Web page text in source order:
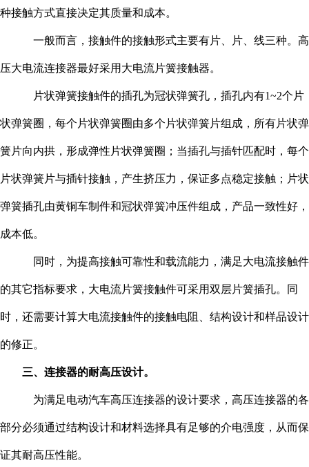
种接触方式直接决定其质量和成本。
一般而言，接触件的接触形式主要有片、片、线三种。高
压大电流连接器最好采用大电流片簧接触器。
片状弹簧接触件的插孔为冠状弹簧孔，插孔内有1~2个片
状弹簧圈，每个片状弹簧圈由多个片状弹簧片组成，所有片状弹
簧片向内拱，形成弹性片状弹簧圈；当插孔与插针匹配时，每个
片状弹簧片与插针接触，产生挤压力，保证多点稳定接触；片状
弹簧插孔由黄铜车制件和冠状弹簧冲压件组成，产品一致性好，
成本低。
同时，为提高接触可靠性和载流能力，满足大电流接触件
的其它指标要求，大电流片簧接触件可采用双层片簧插孔。同
时，还需要计算大电流接触件的接触电阻、结构设计和样品设计
的修正。
三、连接器的耐高压设计。
为满足电动汽车高压连接器的设计要求，高压连接器的各
部分必须通过结构设计和材料选择具有足够的介电强度，从而保
证其耐高压性能。